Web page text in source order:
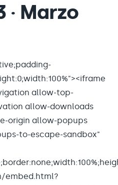
· Marzo
allow-top-
allow-downloads
origin allow-popups
to-escape-sandbox"
embed.html?